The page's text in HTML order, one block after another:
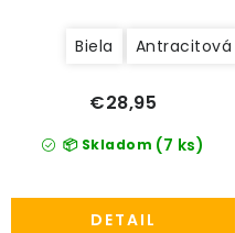
Biela Antracitová
📦 Skladom (7 ks)
€28,95
DETAIL